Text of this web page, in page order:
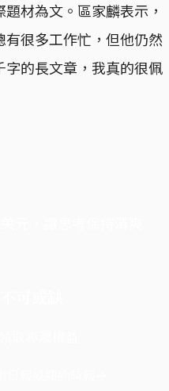
材為文。區家麟表示，
很多工作忙，但他仍然
的長文章，我真的很佩